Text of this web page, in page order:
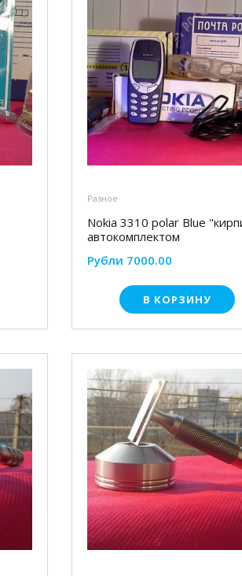
Разное
Nokia 3310 polar Blue
автокомплектом
Рубли 7000.00
В КОРЗИНУ